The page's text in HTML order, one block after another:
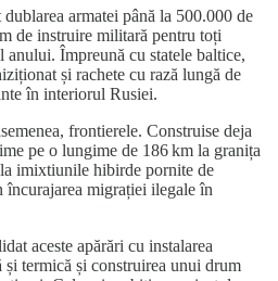
armatei până la 500.000 de
de instruire militară pentru toți
Împreună cu statele baltice,
și rachete cu rază lungă de
în interiorul Rusiei.
frontierele. Construise deja
pe o lungime de 186 km la granița
imixtiunile hibirde pornite de
migrației ilegale în
aceste apărări cu instalarea
și termică și construirea unui drum